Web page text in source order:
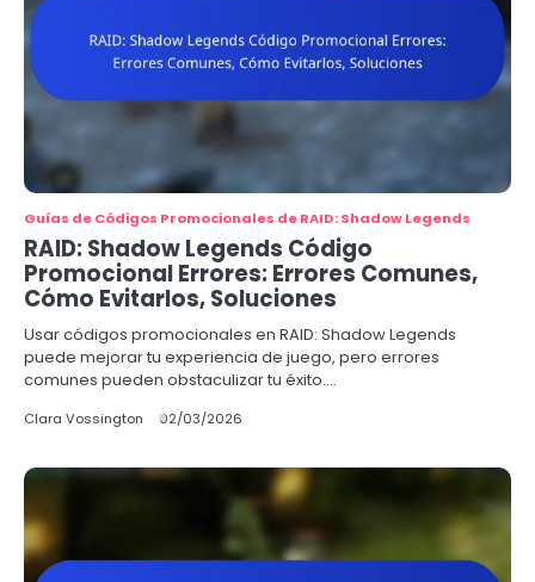
Guías de Códigos Promocionales de RAID: Shadow Legends
RAID: Shadow Legends Código
Promocional Errores: Errores Comunes,
Cómo Evitarlos, Soluciones
Usar códigos promocionales en RAID: Shadow Legends
puede mejorar tu experiencia de juego, pero errores
comunes pueden obstaculizar tu éxito.…
Clara Vossington 02/03/2026